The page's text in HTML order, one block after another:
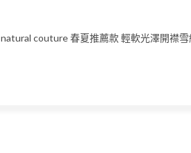
natural couture 春夏推薦款 輕軟光澤開襟